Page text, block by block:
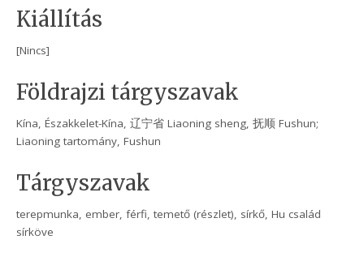
Kiállítás
[Nincs]
Földrajzi tárgyszavak
Kína, Északkelet-Kína, 辽宁省 Liaoning sheng, 抚顺 Fushun;
Liaoning tartomány, Fushun
Tárgyszavak
terepmunka, ember, férfi, temető (részlet), sírkő, Hu család
sírköve